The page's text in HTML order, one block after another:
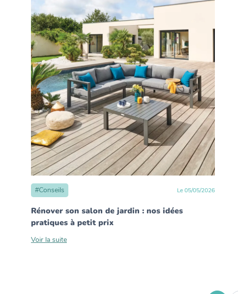
#Conseils Le05/05/2026
Rénover son salon de jardin : nos idées
pratiques à petit prix
Voir la suite